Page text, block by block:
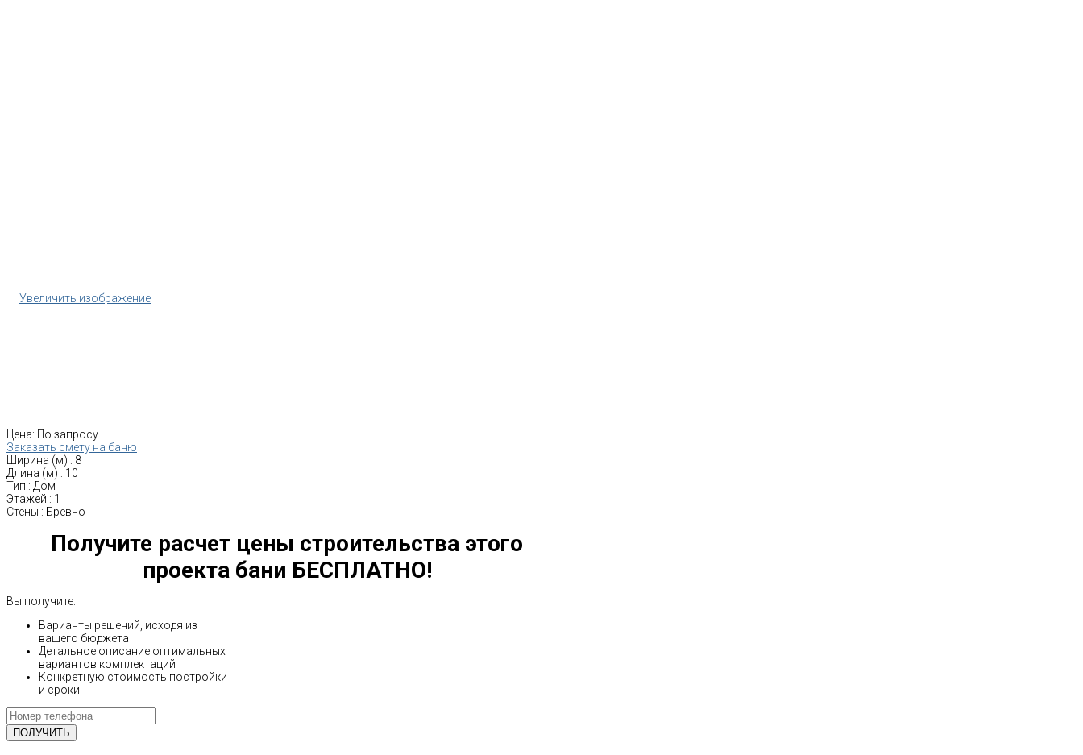
Увеличить изображение
Цена: По запросу
Заказать смету на баню
Ширина (м) : 8
Длина (м) : 10
Тип : Дом
Этажей : 1
Стены : Бревно
Получите расчет цены строительства этого
проекта бани БЕСПЛАТНО!
Вы получите:
Варианты решений, исходя из
вашего бюджета
Детальное описание оптимальных
вариантов комплектаций
Конкретную стоимость постройки
и сроки